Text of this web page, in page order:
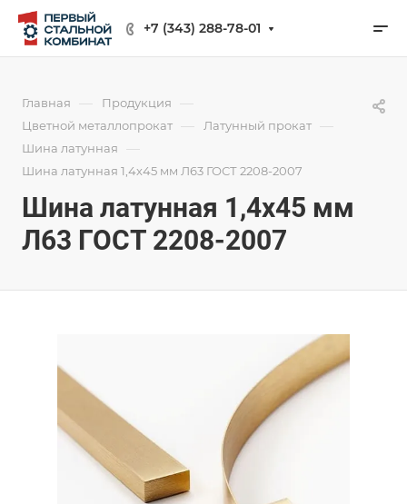
+7 (343) 288-78-01
Главная — Продукция —
Цветной металлопрокат — Латунный прокат —
Шина латунная —
Шина латунная 1,4х45 мм Л63 ГОСТ 2208-2007
Шина латунная 1,4х45 мм
Л63 ГОСТ 2208-2007